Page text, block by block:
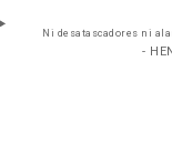
Ni desatascadores ni
-